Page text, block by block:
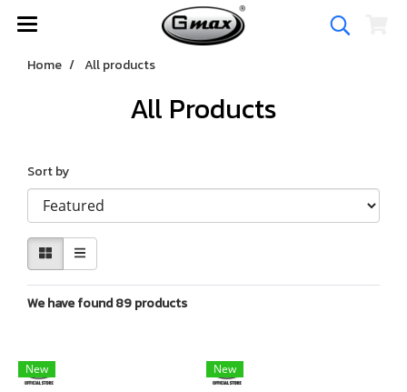
Home All products
All Products
Sort by
We have found 89 products
New New